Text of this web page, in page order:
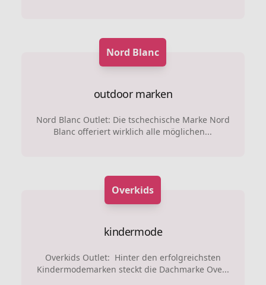
Nord Blanc
outdoor marken
Nord Blanc Outlet: Die tschechische Marke Nord
Blanc offeriert wirklich alle möglichen...
Overkids
kindermode
Overkids Outlet: Hinter den erfolgreichsten
Kindermodemarken steckt die Dachmarke Ove...